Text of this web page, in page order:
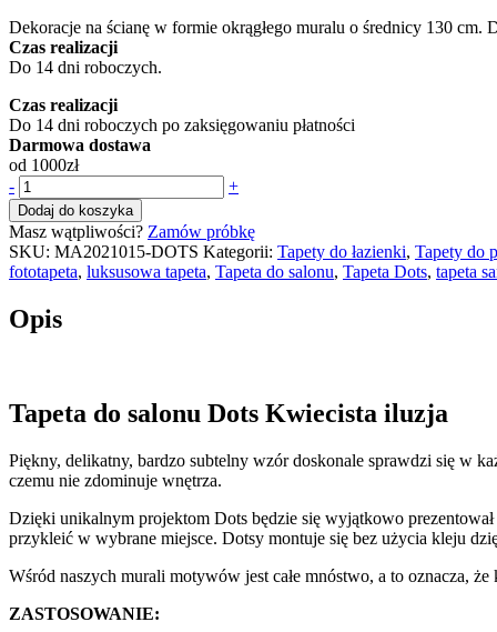
Dekoracje na ścianę w formie okrągłego muralu o średnicy 130
Czas realizacji
Do 14 dni roboczych.
Czas realizacji
Do 14 dni roboczych po zaksięgowaniu płatności
Darmowa dostawa
od 1000zł
- ilość
Tapeta
Dots
Kwiecista
iluzja
(MA2021015-
+
Dodaj do koszyka
Masz wątpliwości? Zamów próbkę
SKU: MA2021015-DOTS Kategorii: Tapety do łazienki, Tapety do
fototapeta, luksusowa tapeta, Tapeta do salonu, Tapeta Dots, tapeta
Opis
Tapeta do salonu Dots Kwiecista iluzja
Piękny, delikatny, bardzo subtelny wzór doskonale sprawdzi się w
czemu nie zdominuje wnętrza.
Dzięki unikalnym projektom Dots będzie się wyjątkowo
przykleić w wybrane miejsce. Dotsy montuje się bez użycia kleju
Wśród naszych murali motywów jest całe mnóstwo, a to oznacza,
ZASTOSOWANIE: